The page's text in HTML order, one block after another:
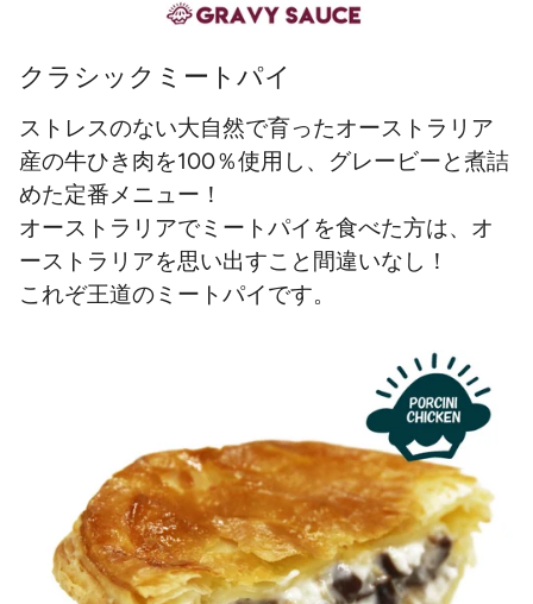
クラシックミートパイ
ストレスのない大自然で育ったオーストラリア
産の牛ひき肉を100％使用し、グレービーと煮詰
めた定番メニュー！
オーストラリアでミートパイを食べた方は、オ
ーストラリアを思い出すこと間違いなし！
これぞ王道のミートパイです。